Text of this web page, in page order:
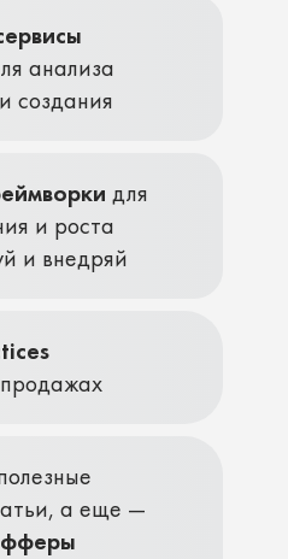
анализа
создания
для
и роста
и внедряй
а еще —